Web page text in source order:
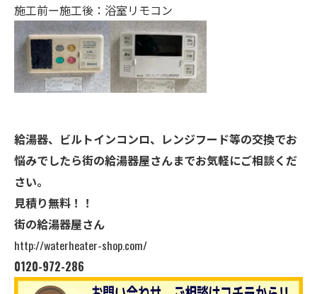
施工前ー施工後：浴室リモコン
給湯器、ビルトインコンロ、レンジフード等の交換でお
悩みでしたら街の給湯器屋さんまでお気軽にご相談くだ
さい。
見積り無料！！
街の給湯器屋さん
http://waterheater-shop.com/
0120-972-286